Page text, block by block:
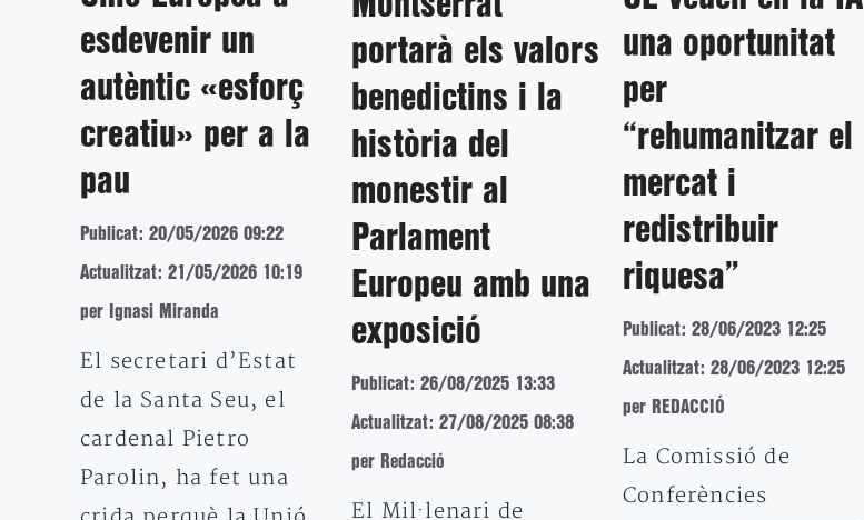
esdevenir un
autèntic «esforç
creatiu» per a la
pau
Publicat: 20/05/2026 09:22
Actualitzat: 21/05/2026 10:19
per Ignasi Miranda
El secretari d’Estat
de la Santa Seu, el
cardenal Pietro
Parolin, ha fet una
portarà els valors
benedictins i la
història del
monestir al
Parlament
Europeu amb una
exposició
Publicat: 26/08/2025 13:33
Actualitzat: 27/08/2025 08:38
per Redacció
El Mil·lenari de
una oportunitat
per
“rehumanitzar el
mercat i
redistribuir
riquesa”
Publicat: 28/06/2023 12:25
Actualitzat: 28/06/2023 12:25
per REDACCIÓ
La Comissió de
Conferències